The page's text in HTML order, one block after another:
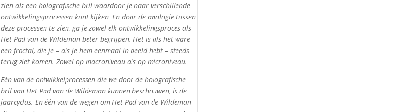
zien als een holografische bril waardoor je naar verschillende
ontwikkelingsprocessen kunt kijken. En door de analogie tussen
deze processen te zien, ga je zowel elk ontwikkelingsproces als
Het Pad van de Wildeman beter begrijpen. Het is als het ware
een fractal, die je – als je hem eenmaal in beeld hebt – steeds
terug ziet komen. Zowel op macroniveau als op microniveau.
Eén van de ontwikkelprocessen die we door de holografische
bril van Het Pad van de Wildeman kunnen beschouwen, is de
jaarcyclus. En één van de wegen om Het Pad van de Wildeman